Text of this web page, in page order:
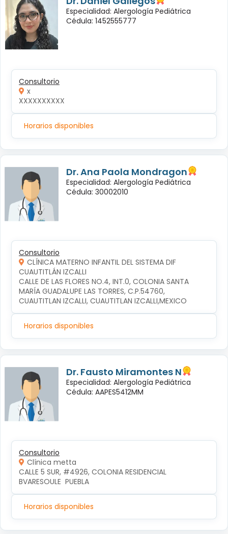
Especialidad: Alergología Pediátrica
Cédula: 1452555777
Consultorio
x
XXXXXXXXXX
Horarios disponibles
Dr. Ana Paola Mondragon
Especialidad: Alergología Pediátrica
Cédula: 30002010
Consultorio
CLÍNICA MATERNO INFANTIL DEL SISTEMA DIF
CUAUTITLÁN IZCALLI
CALLE DE LAS FLORES NO.4, INT.0, COLONIA SANTA
MARÍA GUADALUPE LAS TORRES, C.P.54760,
CUAUTITLAN IZCALLI, CUAUTITLAN IZCALLI,MEXICO
Horarios disponibles
Dr. Fausto Miramontes N
Especialidad: Alergología Pediátrica
Cédula: AAPES5412MM
Consultorio
Clínica metta
CALLE 5 SUR, #4926, COLONIA RESIDENCIAL
BVARESOULE  PUEBLA
Horarios disponibles